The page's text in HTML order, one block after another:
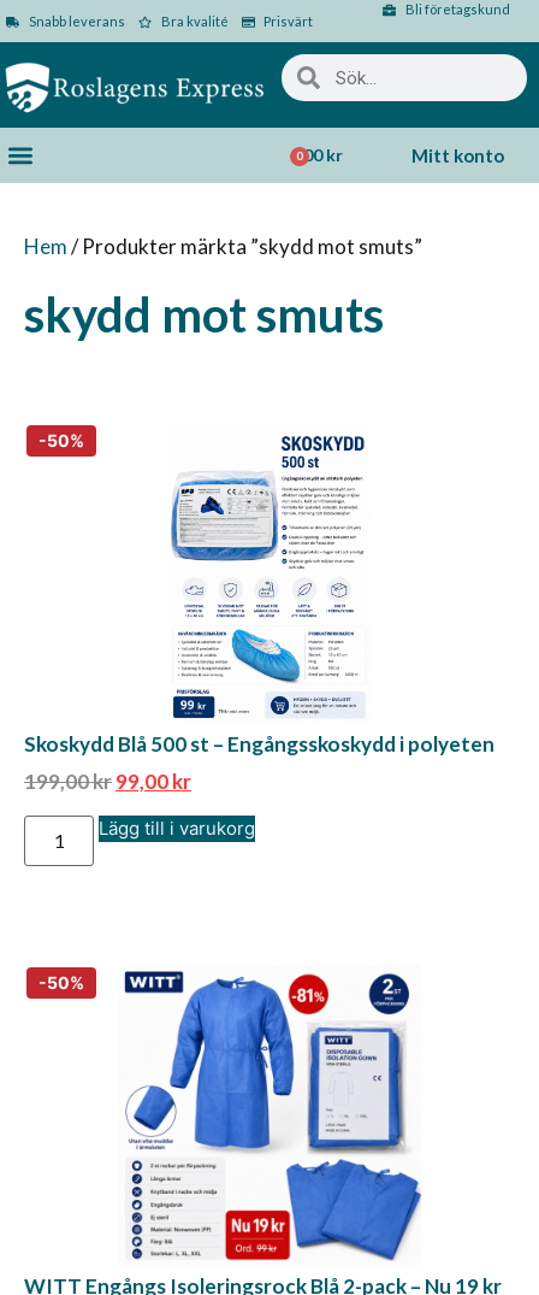
Snabb leverans Bra kvalité Prisvärt
Bli företagskund
0,00kr
0 Mitt konto
Hem/ Produkter märkta ”skydd mot smuts”
skydd mot smuts
Skoskydd Blå 500 st – Engångsskoskydd i polyeten
199,00kr99,00kr
Lägg till i varukorg
WITT Engångs Isoleringsrock Blå 2-pack – Nu 19 kr